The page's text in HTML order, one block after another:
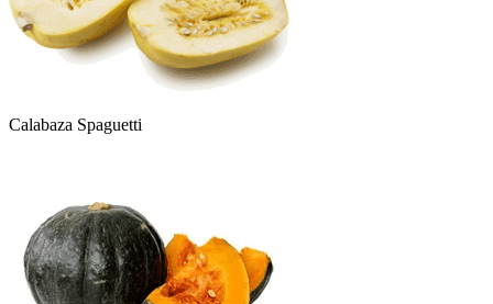
Calabaza Spaguetti